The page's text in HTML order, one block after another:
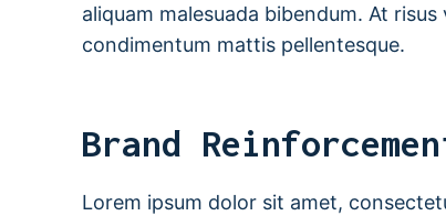
aliquam malesuada bibendum. At
condimentum mattis pellentesque.
Brand
Lorem ipsum dolor sit amet,